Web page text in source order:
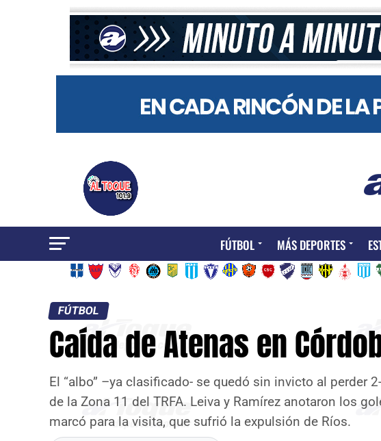
FÚTBOL MÁS DEPORTES
FÚTBOL
Caída de Atenas en
El “albo” –ya clasificado- se quedó sin invicto al perder
de la Zona 11 del TRFA. Leiva y Ramírez anotaron los
marcó para la visita, que sufrió la expulsión de Ríos.